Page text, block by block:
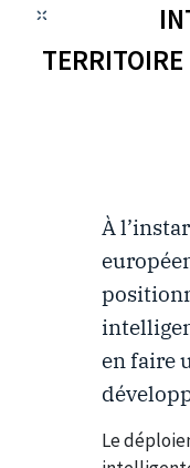
À
en faire
Le